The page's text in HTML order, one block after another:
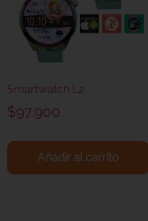
Smartwatch L2
$97.900
Añadir al carrito